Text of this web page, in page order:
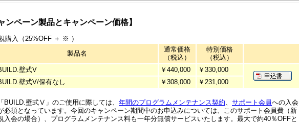
ンペーン製品とキャンペーン価格】
購入（25%OFF ＋ ※ ）
製品名
通常価格
（税込）
特別価格
（税込）
壁式V ￥440,000
￥330,000
壁式V/保有なし ￥308,000 ￥231,000
「BUILD.壁式Ⅴ」のご使用に際しては、 年間のプログラムメンテナンス契約、 サポート会員への入会
必須となっています。今回のキャンペーン期間中のお申込みについては、このサポート会員費（新
入会の場合）、プログラムメンテナンス料も一年分無償サービスいたします。最大で約40％OFFと